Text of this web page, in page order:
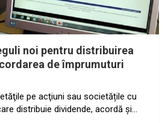
noi pentru distribuirea
de împrumuturi
pe acţiuni sau societățile cu
distribuie dividende, acordă și…